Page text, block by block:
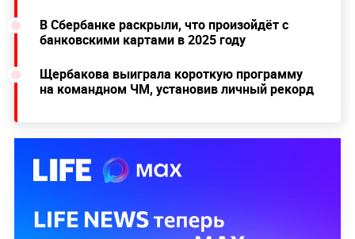
В Сбербанке раскрыли, что произойдёт с
банковскими картами в 2025 году
Щербакова выиграла короткую программу
на командном ЧМ, установив личный рекорд